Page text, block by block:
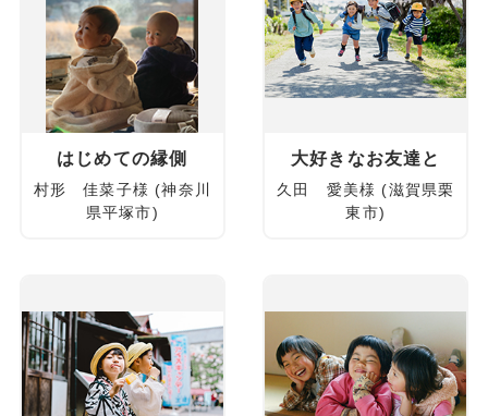
はじめての縁側
村形 佳菜子様 (神奈川
県平塚市)
大好きなお友達と
久田 愛美様 (滋賀県栗
東市)